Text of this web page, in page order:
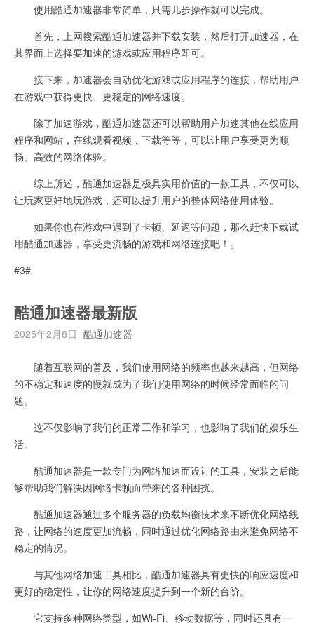
使用酷通加速器非常简单，只需几步操作就可以完成。
首先，上网搜索酷通加速器并下载安装，然后打开加速器，在
其界面上选择要加速的游戏或应用程序即可。
接下来，加速器会自动优化游戏或应用程序的连接，帮助用户
在游戏中获得更快、更稳定的网络速度。
除了加速游戏，酷通加速器还可以帮助用户加速其他在线应用
程序和网站，在线观看视频，下载等等，可以让用户享受更为顺
畅、高效的网络体验。
综上所述，酷通加速器是极具实用价值的一款工具，不仅可以
让玩家更好地玩游戏，还可以提升用户的整体网络使用体验。
如果你也在游戏中遇到了卡顿、延迟等问题，那么赶快下载试
用酷通加速器，享受更流畅的游戏和网络连接吧！。
#3#
酷通加速器最新版
2025年2月8日 酷通加速器
随着互联网的普及，我们使用网络的频率也越来越高，但网络
的不稳定和速度的慢就成为了我们使用网络的时候经常面临的问
题。
这不仅影响了我们的正常工作和学习，也影响了我们的娱乐生
活。
酷通加速器是一款专门为网络加速而设计的工具，安装之后能
够帮助我们解决因网络卡顿而带来的各种困扰。
酷通加速器通过多个服务器的负载均衡技术来不断优化网络线
路，让网络的速度更加流畅，同时通过优化网络路由来避免网络不
稳定的情况。
与其他网络加速工具相比，酷通加速器具有更快的响应速度和
更好的稳定性，让你的网络速度提升到一个新的台阶。
它支持多种网络类型，如Wi-Fi、移动数据等，同时还具有一